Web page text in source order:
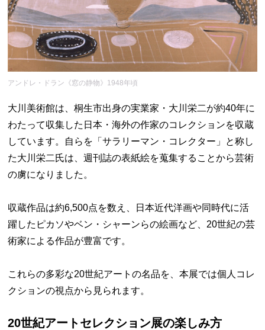
アンドレ・ドラン《窓の静物》1948年頃
大川美術館は、桐生市出身の実業家・大川栄二が約40年に
わたって収集した日本・海外の作家のコレクションを収蔵
しています。自らを「サラリーマン・コレクター」と称し
た大川栄二氏は、週刊誌の表紙絵を蒐集することから芸術
の虜になりました。
収蔵作品は約6,500点を数え、日本近代洋画や同時代に活
躍したピカソやベン・シャーンらの絵画など、20世紀の芸
術家による作品が豊富です。
これらの多彩な20世紀アートの名品を、本展では個人コレ
クションの視点から見られます。
20世紀アートセレクション展の楽しみ方